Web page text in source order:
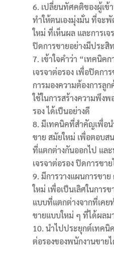
เปลี่ยนทัศคติของผู้เข้
ทำให้ตนเองมุ่งมั่น ที่จะ
ใหม่ ที่เห็นผล และการเจ
ปิดการขายอย่างมีประสิ
เข้าใจคำว่า “เทคนิค
เจรจาต่อรอง เพื่อปิดกา
การมองความต้องการลู
ใช้ในการสร้างความพึงพ
รอง ได้เป็นอย่างดี
มีเทคนิคที่สำคัญเพื่อน
ขาย สมัยใหม่ เพื่อตอบส
ที่แตกต่างกันออกไป แล
เจรจาต่อรอง ปิดการขา
มีการวางแผนการขา
ใหม่ เพื่อเป็นเลิศในการ
แบบที่แตกต่างจากที่เคย
ขายแบบใหม่ ๆ ที่ได้ผลม
นำไปประยุกต์เทคนิ
ต่อรองของพนักงานขาย